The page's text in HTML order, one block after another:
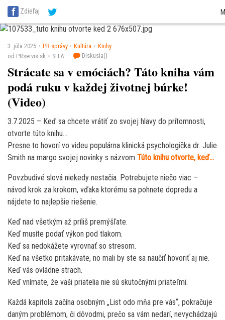
SITA Energetika
SITA Reality
SITA Školstvo
Zdieľaj
3. júla 2025 PR správy Kultúra
Knihy
od PRservis.sk
SITA Diskusia()
Strácate sa v emóciách? Táto kniha vám
podá ruku v každej životnej búrke!
(Video)
3.7.2025 – Keď sa chcete vrátiť zo svojej hlavy do prítomnosti,
otvorte túto knihu…
Presne to hovorí vo videu populárna klinická psychologička dr. Julie
Smith na margo svojej novinky s názvom Túto knihu otvorte, keď…
Povzbudivé slová niekedy nestačia. Potrebujete niečo viac –
návod krok za krokom, vďaka ktorému sa pohnete dopredu a
nájdete to najlepšie riešenie.
Keď nad všetkým až príliš premýšľate.
Keď musíte podať výkon pod tlakom.
Keď sa nedokážete vyrovnať so stresom.
Keď na všetko pritakávate, no mali by ste sa naučiť hovoriť aj nie.
Keď vás ovládne strach.
Keď vnímate, že vaši priatelia nie sú skutočnými priateľmi.
Každá kapitola začína osobným „List odo mňa pre vás“, pokračuje
daným problémom, či dôvodmi, prečo sa vám nedarí, nevychádzajú